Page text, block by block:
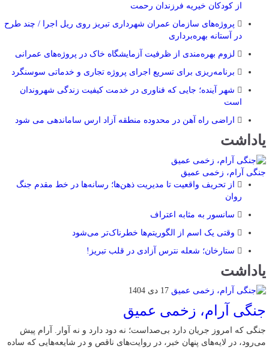
از کودکان خیریه فرزندان رحمت
پروژه‌های سازمان عمران شهرداری تبریز روی ریل اجرا / چند طرح
در آستانه بهره‌برداری
لزوم بهره‌مندی از ظرفیت آزمایشگاه خاک در پروژه‌های عمرانی
برنامه‌ریزی برای تسریع اجرای پروژه تجاری و خدماتی سوسنگرد
شهر آینده؛ جایی که فناوری در خدمت کیفیت زندگی شهروندان
است
اراضی راه آهن در محدوده منطقه آزاد ارس ساماندهی می شود
یاداشت
جنگی آرام، زخمی عمیق
از تحریف واقعیت تا مدیریت ذهن‌ها؛ رسانه‌ها در خط مقدم جنگ
روان
سانسور به مثابه اعتراف
وقتی یک اسم از الگوریتم‌ها خطرناک‌تر می‌شود
ستارخان؛ شعله نترس آزادی در قلب تبریز!
یاداشت
17 دی 1404
جنگی آرام، زخمی عمیق
جنگی که امروز جریان دارد بی‌صداست؛ نه دود دارد و نه آوار. آرام پیش
می‌رود، در لایه‌های پنهان خبر، در روایت‌های ناقص و در شایعه‌هایی که ساده